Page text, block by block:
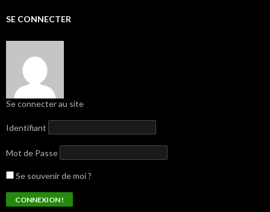
SE CONNECTER
Se connecter au site
Identifiant
Mot de Passe
Se souvenir de moi ?